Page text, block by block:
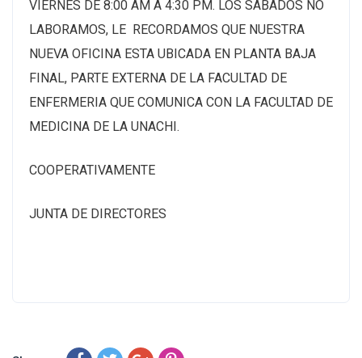
VIERNES DE 8:00 AM A 4:30 PM. LOS SABADOS NO
LABORAMOS, LE RECORDAMOS QUE NUESTRA
NUEVA OFICINA ESTA UBICADA EN PLANTA BAJA
FINAL, PARTE EXTERNA DE LA FACULTAD DE
ENFERMERIA QUE COMUNICA CON LA FACULTAD DE
MEDICINA DE LA UNACHI.
COOPERATIVAMENTE
JUNTA DE DIRECTORES